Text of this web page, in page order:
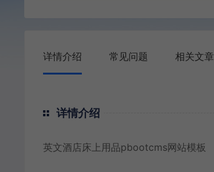
详情介绍 常见问题 相关文章
详情介绍
英文酒店床上用品pbootcms网站模板